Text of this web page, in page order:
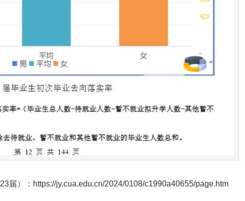
届）：https://jy.cua.edu.cn/2024/0108/c1990a40655/page.htm